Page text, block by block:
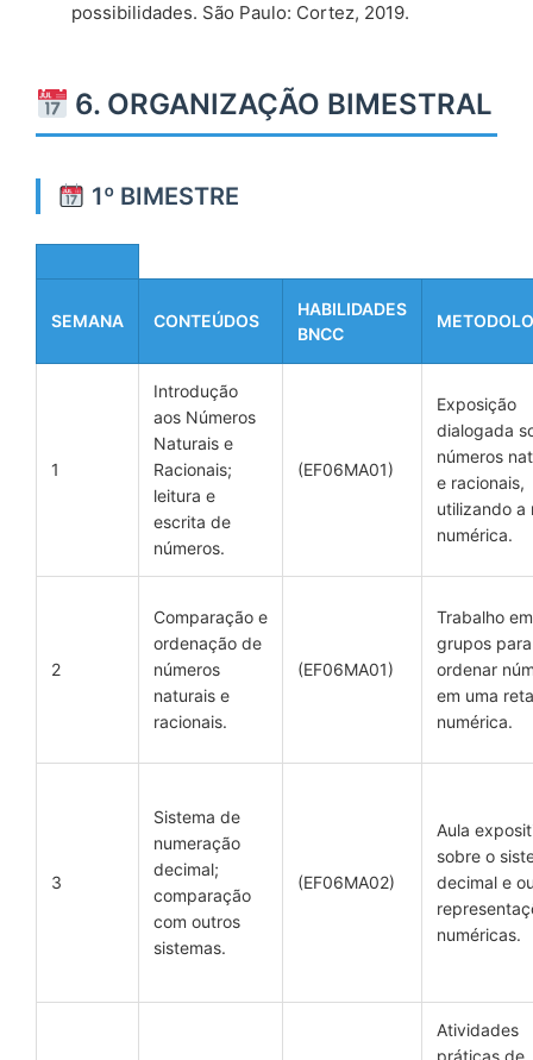
possibilidades. São Paulo: Cortez, 2019.
6. ORGANIZAÇÃO BIMESTRAL
1º BIMESTRE
SEMANA CONTEÚDOS
HABILIDADES
BNCC
1
Introdução
aos Números
Naturais e
Racionais;
leitura e
escrita de
números.
(EF06MA01)
Exposição
dialogada
números
e racionais,
utilizando a
numérica.
2
Comparação e
ordenação de
números
naturais e
racionais.
(EF06MA01)
Trabalho em
grupos para
ordenar
em uma reta
numérica.
3
Sistema de
numeração
decimal;
comparação
com outros
sistemas.
(EF06MA02)
Aula
sobre o
decimal e
numéricas.
Atividades